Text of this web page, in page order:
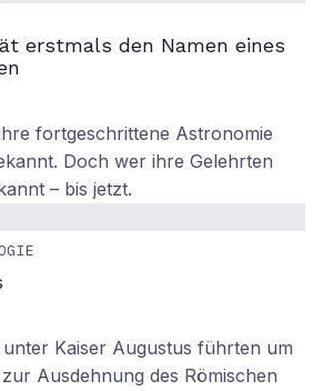
erstmals den Namen eines
fortgeschrittene Astronomie
Doch wer ihre Gelehrten
– bis jetzt.
Kaiser Augustus führten um
Ausdehnung des Römischen